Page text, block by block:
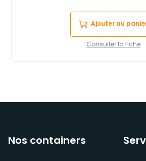
Ajouter au
Consulter la fiche
Nos containers